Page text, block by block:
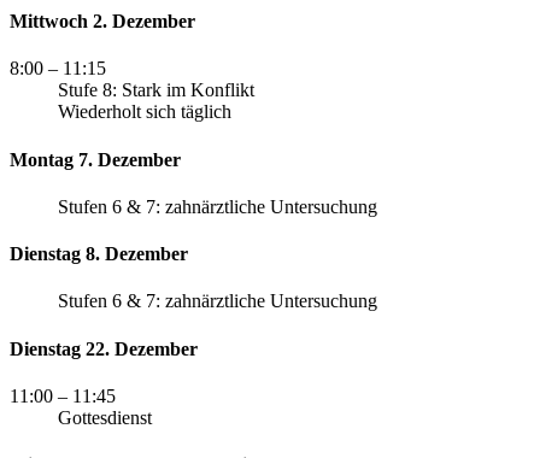
Mittwoch 2. Dezember
8:00 – 11:15
Stufe 8: Stark im Konflikt
Wiederholt sich täglich
Montag 7. Dezember
Stufen 6 & 7: zahnärztliche Untersuchung
Dienstag 8. Dezember
Stufen 6 & 7: zahnärztliche Untersuchung
Dienstag 22. Dezember
11:00 – 11:45
Gottesdienst